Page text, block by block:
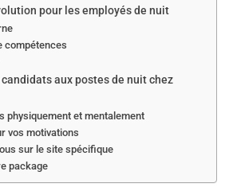
pour les employés de nuit
compétences
aux postes de nuit chez
physiquement et mentalement
vos motivations
sur le site spécifique
package